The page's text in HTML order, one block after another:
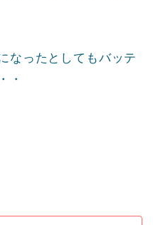
なったとしてもバッテ
・